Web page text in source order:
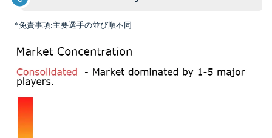
*免責事項:主要選手の並び順不同